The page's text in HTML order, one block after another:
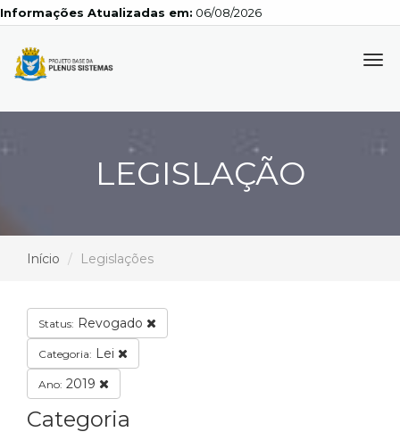
Atualizadas em: 06/08/2026
LEGISLAÇÃO
Início Legislações
Status: Revogado
Categoria: Lei
Ano: 2019
Categoria